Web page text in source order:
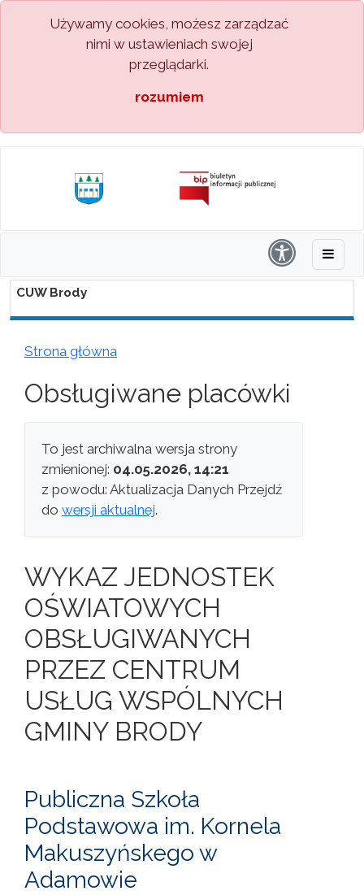
Używamy cookies, możesz zarządzać
nimi w ustawieniach swojej
przeglądarki.
rozumiem
CUW Brody
Strona główna
Obsługiwane placówki
To jest archiwalna wersja strony
zmienionej: 04.05.2026, 14:21
z powodu: Aktualizacja Danych Przejdź
do wersji aktualnej.
WYKAZ JEDNOSTEK
OŚWIATOWYCH
OBSŁUGIWANYCH
PRZEZ CENTRUM
USŁUG WSPÓLNYCH
GMINY BRODY
Publiczna Szkoła
Podstawowa im. Kornela
Makuszyńskego w
Adamowie